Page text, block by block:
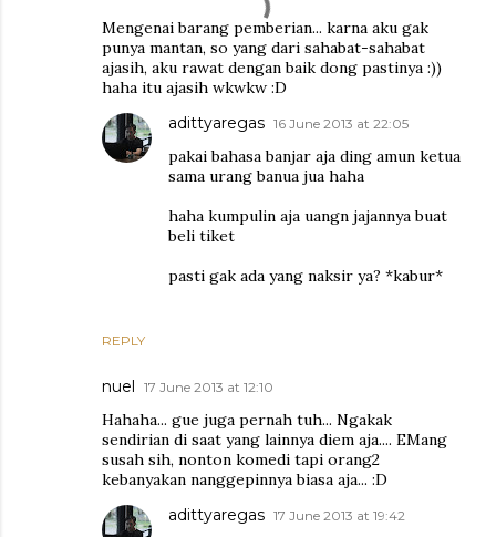
Mengenai barang pemberian... karna aku gak
punya mantan, so yang dari sahabat-sahabat
ajasih, aku rawat dengan baik dong pastinya :))
haha itu ajasih wkwkw :D
REPLY
adittyaregas 16 June 2013 at 22:05
pakai bahasa banjar aja ding amun ketua
sama urang banua jua haha
haha kumpulin aja uangn jajannya buat
beli tiket
pasti gak ada yang naksir ya? *kabur*
nuel 17 June 2013 at 12:10
Hahaha... gue juga pernah tuh... Ngakak
sendirian di saat yang lainnya diem aja.... EMang
susah sih, nonton komedi tapi orang2
kebanyakan nanggepinnya biasa aja... :D
adittyaregas 17 June 2013 at 19:42